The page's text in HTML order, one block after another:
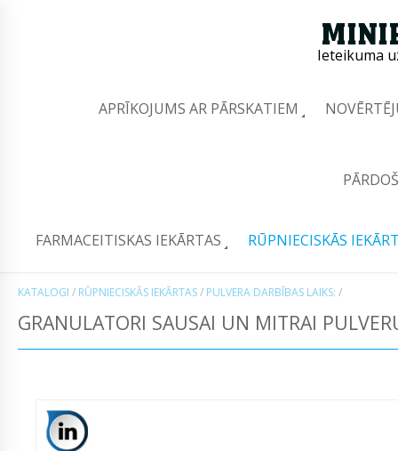
Ieteikuma
APRĪKOJUMS AR PĀRSKATIEM
FARMACEITISKAS IEKĀRTAS RŪPNIECISKĀS
KATALOGI / RŪPNIECISKĀS IEKĀRTAS/ PULVERA DARBĪBAS LAIKS: /
GRANULATORI SAUSAI UN MITRAI